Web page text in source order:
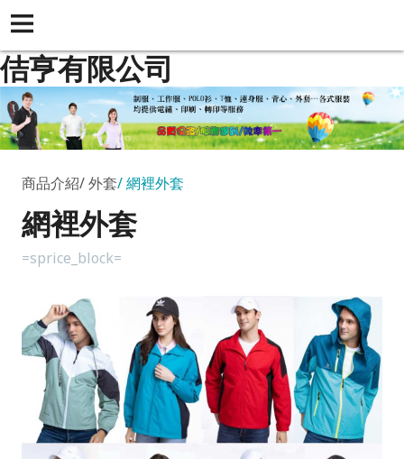
佶亨有限公司
商品介紹 外套 網裡外套
網裡外套
=sprice_block=